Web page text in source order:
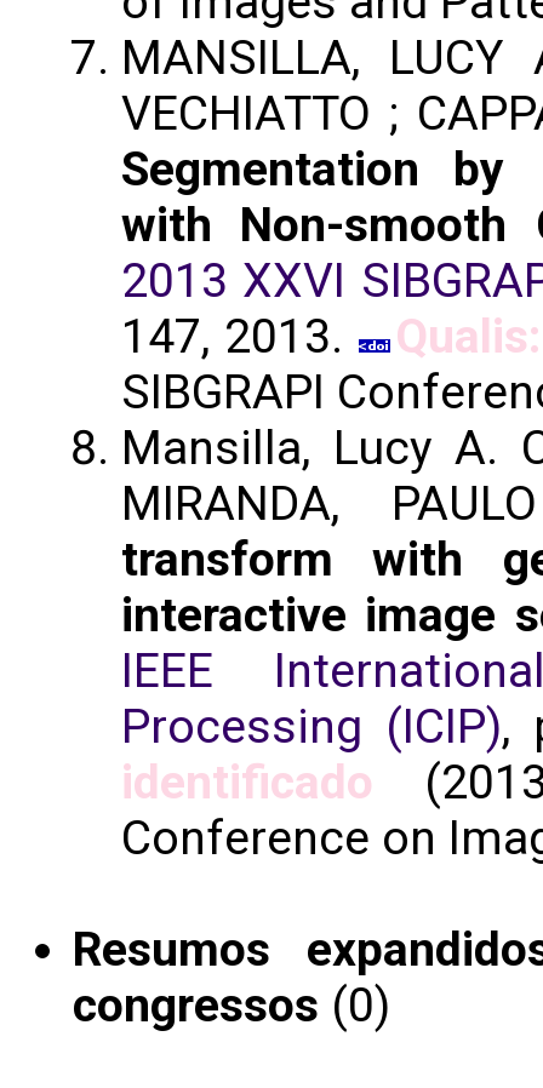
MANSILLA, LUCY
VECHIATTO ;
Segmentation by
with Non-smooth
2013 XXVI
147, 2013.
SIBGRAPI
Mansilla, Lucy A.
MIRANDA,
transform with
interactive image
IEEE
Processing (ICIP),
identificado
Conference on
Resumos
congressos (0)